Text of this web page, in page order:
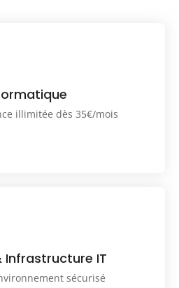
illimitée dès 35€/mois
informatique économique
travail et serveurs
Infrastructure IT
sécurisé
système de protection, de
sensibles